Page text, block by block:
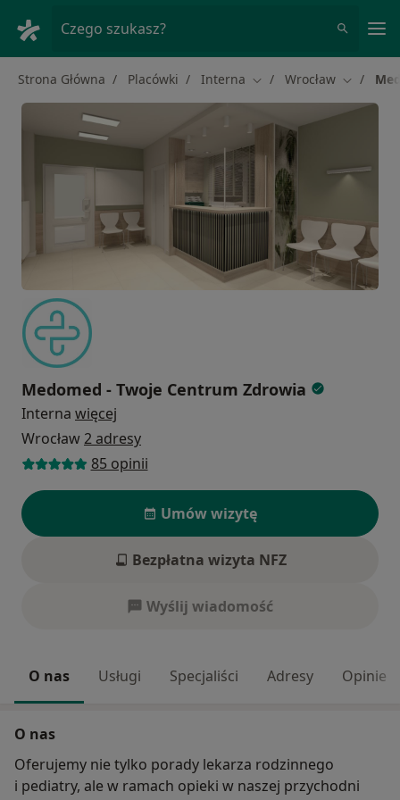
Czego szukasz?
Strona Główna Placówki Interna Zmień miasto
Wrocław Zmień
Medomed - Twoje Centrum Zdrowia
Interna więcej
Wrocław2 adresy
85 opinii
Umów wizytę
Bezpłatna wizyta NFZ
Wyślij wiadomość
O nas Usługi Specjaliści Adresy Opinie
O nas
Oferujemy nie tylko porady lekarza rodzinnego
i pediatry, ale w ramach opieki w naszej przychodni